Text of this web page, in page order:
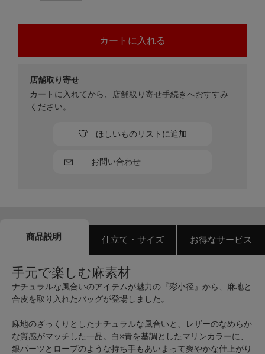
お問い合わせ
ほしいものリストに追加
店舗取り寄せ
カートに入れてから、店舗取り寄せ手続きへおすすみ
ください。
商品説明 仕立て・サイズ お得なサービス
手元で楽しむ麻素材
ナチュラルな風合いのアイテムが魅力の『彩小径』から、麻地と
合皮を取り入れたバッグが登場しました。
麻地のざっくりとしたナチュラルな風合いと、レザーのなめらか
な質感がマッチした一品。白×青を基調としたマリンカラーに、
銀パーツとロープのような持ち手もあいまって爽やかな仕上がり